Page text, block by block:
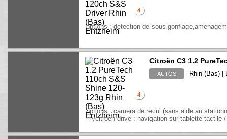
4
options : detection de sous-
4
Citroën C3 1.2
AUTOS Rhin (Bas) |
options : camera de recul (sans aide au
mycitroen drive : navigation sur tablette tactile